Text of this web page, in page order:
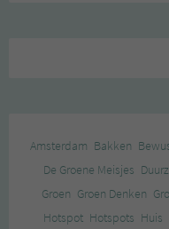
Amsterdam Bakken
De Groene Meisjes
Groen Groen Denken
Hotspot Hotspots Huis